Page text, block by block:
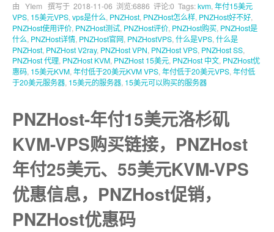
由 YIem 撰写于 2018-11-06 浏览:6886 评论:0 Tags:kvm, 年付15美元
VPS, 15美元VPS, vps是什么, PNZHost, PNZHost怎么样, PNZHost好不好,
PNZHost使用评价, PNZHost测试, PNZHost评价, PNZHost购买, PNZHost是
什么, PNZHost详情, PNZHost官网, PNZHostVPS, 什么是VPS, 什么是
PNZHost, PNZHost V2ray, PNZHost VPN, PNZHost VPS, PNZHost SS,
PNZHost 代理, PNZHost KVM, PNZHost 15美元, PNZHost 中文, PNZHost优
惠码, 15美元KVM, 年付低于20美元KVM VPS, 年付低于20美元VPS, 年付低
于20美元服务器, 15美元的服务器, 15美元可以购买的服务器
PNZHost-年付15美元洛杉矶
KVM-VPS购买链接，PNZHost
年付25美元、55美元KVM-VPS
优惠信息，PNZHost促销，
PNZHost优惠码